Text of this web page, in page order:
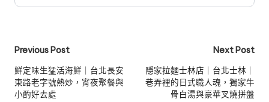
Post
navigation
Previous Post
鮮定味生猛活海鮮｜台北長安
東路老字號熱炒，宵夜聚餐與
小酌好去處
Next Post
隱家拉麵士林店｜台北士林｜
巷弄裡的日式職人魂，獨家牛
骨白湯與豪華叉燒拼盤